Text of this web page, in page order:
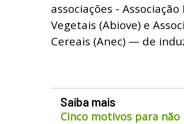
associações -
Vegetais (Abiove) e
Cereais (Anec) — de
Saiba mais
Cinco motivos para